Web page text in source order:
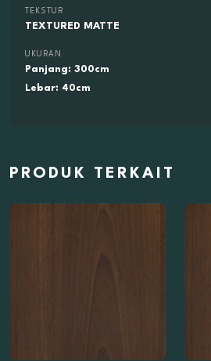
TEKSTUR
TEXTURED MATTE
UKURAN
Panjang: 300cm
Lebar: 40cm
PRODUK TERKAIT